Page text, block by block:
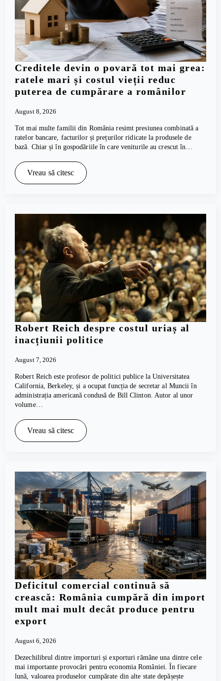
Creditele devin o povară tot mai grea:
ratele mari și costul vieții reduc
puterea de cumpărare a românilor
August 8, 2026
Tot mai multe familii din România resimt presiunea combinată a
ratelor bancare, facturilor și prețurilor ridicate la produsele de
bază. Chiar și în gospodăriile în care veniturile au crescut în…
Vreau să citesc
Robert Reich despre costul uriaș al
inacțiunii politice
August 7, 2026
Robert Reich este profesor de politici publice la Universitatea
California, Berkeley, și a ocupat funcția de secretar al Muncii în
administrația americană condusă de Bill Clinton. Autor al unor
volume…
Vreau să citesc
Deficitul comercial continuă să
crească: România cumpără din import
mult mai mult decât produce pentru
export
August 6, 2026
Dezechilibrul dintre importuri și exporturi rămâne una dintre cele
mai importante provocări pentru economia României. În fiecare
lună, valoarea produselor cumpărate din alte state depășește